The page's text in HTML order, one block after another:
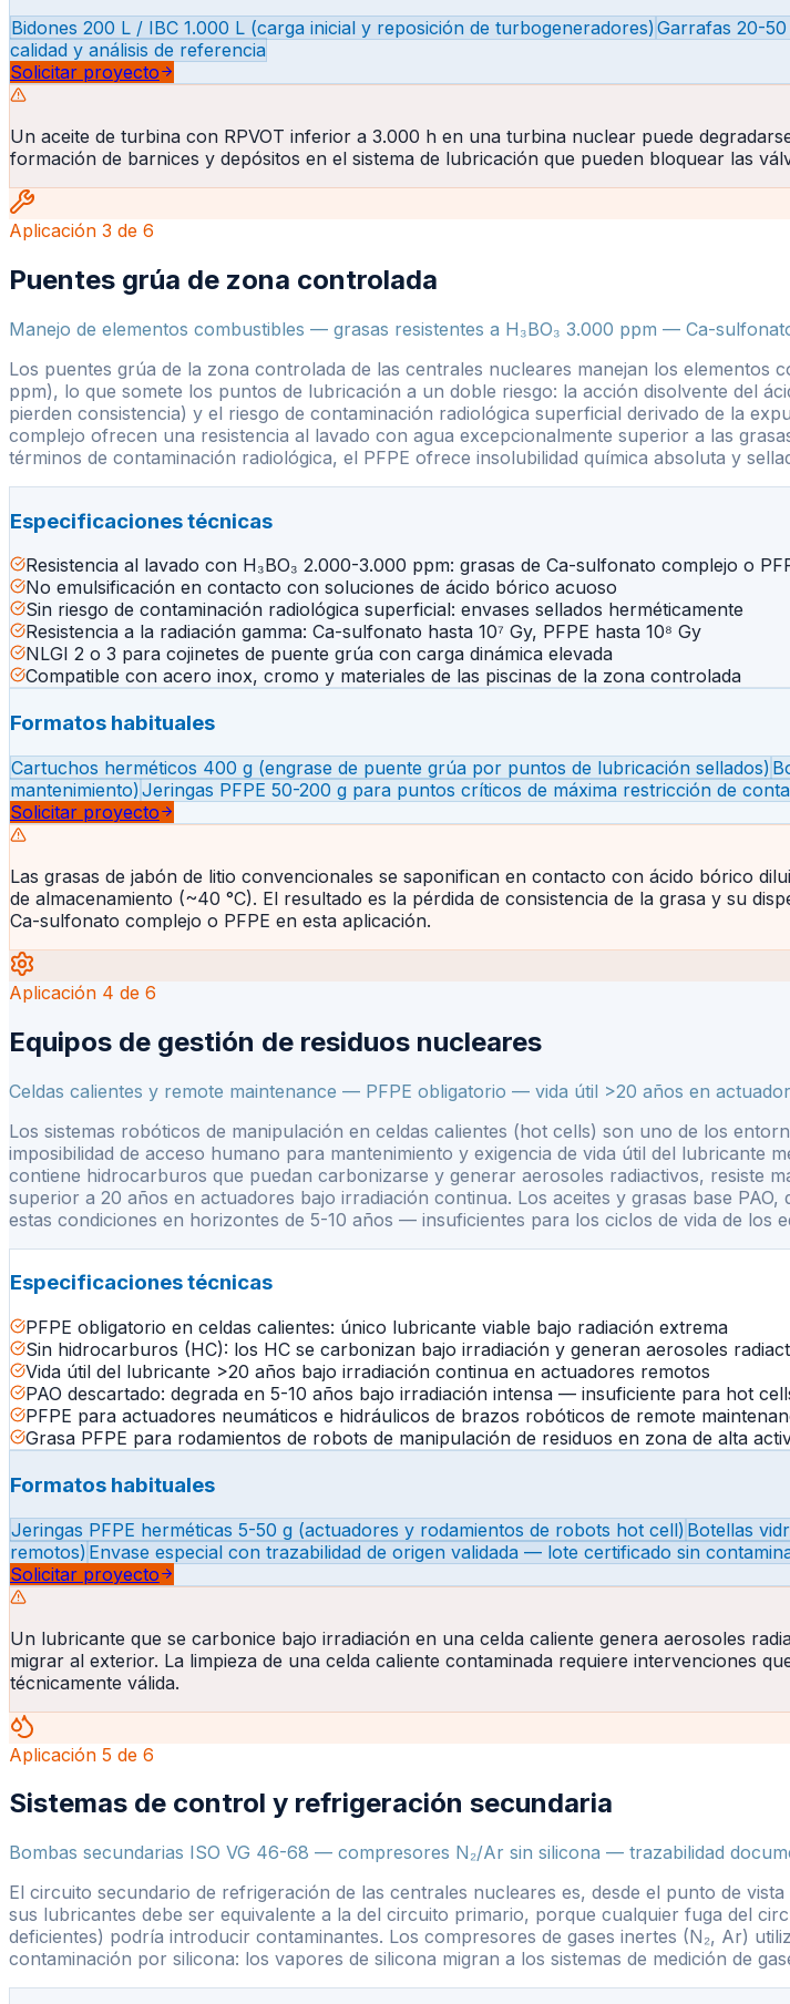
Bidones 200 L / IBC 1.000 L (carga inicial y reposición de turbogeneradores) Garrafas 20-
calidad y análisis de referencia
Solicitar proyecto
Un aceite de turbina con RPVOT inferior a 3.000 h en una turbina nuclear puede
formación de barnices y depósitos en el sistema de lubricación que pueden bloquear las
Aplicación 3 de 6
Puentes grúa de zona controlada
Manejo de elementos combustibles — grasas resistentes a H₃BO₃ 3.000 ppm — Ca-
Los puentes grúa de la zona controlada de las centrales nucleares manejan los elementos
ppm), lo que somete los puntos de lubricación a un doble riesgo: la acción disolvente del
pierden consistencia) y el riesgo de contaminación radiológica superficial derivado de la
complejo ofrecen una resistencia al lavado con agua excepcionalmente superior a las
términos de contaminación radiológica, el PFPE ofrece insolubilidad química absoluta y
Especificaciones técnicas
Resistencia al lavado con H₃BO₃ 2.000-3.000 ppm: grasas de Ca-sulfonato complejo o
No emulsificación en contacto con soluciones de ácido bórico acuoso
Sin riesgo de contaminación radiológica superficial: envases sellados herméticamente
Resistencia a la radiación gamma: Ca-sulfonato hasta 10⁷ Gy, PFPE hasta 10⁸ Gy
NLGI 2 o 3 para cojinetes de puente grúa con carga dinámica elevada
Compatible con acero inox, cromo y materiales de las piscinas de la zona controlada
Formatos habituales
Cartuchos herméticos 400 g (engrase de puente grúa por puntos de lubricación sellados)
mantenimiento)Jeringas PFPE 50-200 g para puntos críticos de máxima restricción de
Solicitar proyecto
Las grasas de jabón de litio convencionales se saponifican en contacto con ácido bórico
de almacenamiento (~40 °C). El resultado es la pérdida de consistencia de la grasa y su
Ca-sulfonato complejo o PFPE en esta aplicación.
Aplicación 4 de 6
Equipos de gestión de residuos nucleares
Celdas calientes y remote maintenance — PFPE obligatorio — vida útil >20 años en
Los sistemas robóticos de manipulación en celdas calientes (hot cells) son uno de los
imposibilidad de acceso humano para mantenimiento y exigencia de vida útil del lubricante
contiene hidrocarburos que puedan carbonizarse y generar aerosoles radiactivos, resiste
superior a 20 años en actuadores bajo irradiación continua. Los aceites y grasas base
estas condiciones en horizontes de 5-10 años — insuficientes para los ciclos de vida de los
Especificaciones técnicas
PFPE obligatorio en celdas calientes: único lubricante viable bajo radiación extrema
Sin hidrocarburos (HC): los HC se carbonizan bajo irradiación y generan aerosoles
Vida útil del lubricante >20 años bajo irradiación continua en actuadores remotos
PAO descartado: degrada en 5-10 años bajo irradiación intensa — insuficiente para hot
PFPE para actuadores neumáticos e hidráulicos de brazos robóticos de remote
Grasa PFPE para rodamientos de robots de manipulación de residuos en zona de alta
Formatos habituales
Jeringas PFPE herméticas 5-50 g (actuadores y rodamientos de robots hot cell) Botellas
remotos) Envase especial con trazabilidad de origen validada — lote certificado sin
Solicitar proyecto
Un lubricante que se carbonice bajo irradiación en una celda caliente genera aerosoles
migrar al exterior. La limpieza de una celda caliente contaminada requiere intervenciones
técnicamente válida.
Aplicación 5 de 6
Sistemas de control y refrigeración secundaria
Bombas secundarias ISO VG 46-68 — compresores N₂/Ar sin silicona — trazabilidad
El circuito secundario de refrigeración de las centrales nucleares es, desde el punto de
sus lubricantes debe ser equivalente a la del circuito primario, porque cualquier fuga del
deficientes) podría introducir contaminantes. Los compresores de gases inertes (N₂, Ar)
contaminación por silicona: los vapores de silicona migran a los sistemas de medición de